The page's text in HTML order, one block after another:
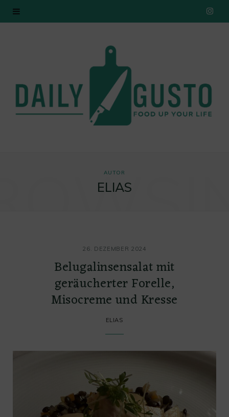
I
AUTOR
ELIAS
26. DEZEMBER 2024
Belugalinsensalat mit
geräucherter Forelle,
Misocreme und Kresse
ELIAS